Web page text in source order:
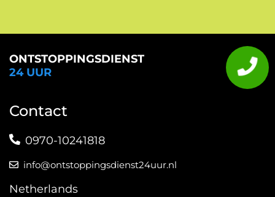
ONTSTOPPINGSDIENST
24 UUR
Contact
0970-10241818
info@ontstoppingsdienst24uur.nl
Netherlands